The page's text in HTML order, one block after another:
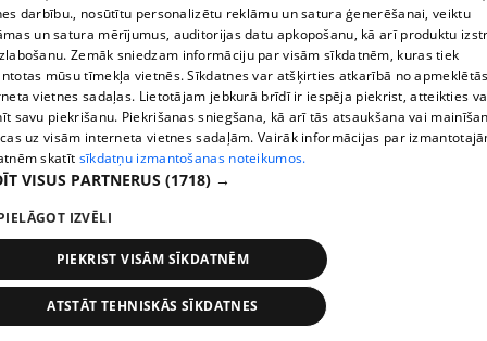
TV programma
Līguma noteikumi
360 Ziņu kontakti
Helio Media
Portāla palīdzības dienests: e-pasts -
All rights reserved.
Ziņas Meklēt 1188 play
darbību., nosūtītu personalizētu reklāmu un satura ģenerēšanai, veiktu
un satura mērījumus, auditorijas datu apkopošanu, kā arī produktu
Zemāk sniedzam informāciju par visām sīkdatnēm, kuras tiek
mūsu tīmekļa vietnēs. Sīkdatnes var atšķirties atkarībā no
vietnes sadaļas. Lietotājam jebkurā brīdī ir iespēja piekrist, atteikties
savu piekrišanu. Piekrišanas sniegšana, kā arī tās atsaukšana vai
uz visām interneta vietnes sadaļām. Vairāk informācijas par
skatīt sīkdatņu izmantošanas noteikumos.
VISUS PARTNERUS (1718) →
IZVĒLI
PIEKRIST VISĀM SĪKDATNĒM
ATSTĀT TEHNISKĀS SĪKDATNES